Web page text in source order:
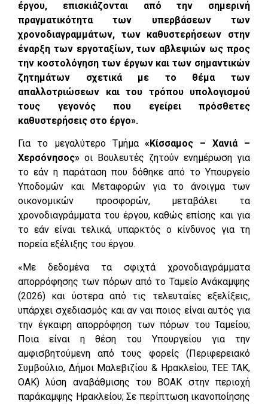
έργου, επισκιάζονται από την σημερινή
πραγματικότητα των υπερβάσεων των
χρονοδιαγραμμάτων, των καθυστερήσεων στην
έναρξη των εργοταξίων, των αβλεψιών ως προς
την κοστολόγηση των έργων και των σημαντικών
ζητημάτων σχετικά με το θέμα των
απαλλοτριώσεων και του τρόπου υπολογισμού
τους γεγονός που εγείρει πρόσθετες
καθυστερήσεις στο έργο».
Για το μεγαλύτερο Τμήμα«Κίσσαμος – Χανιά –
Χερσόνησος» οι Βουλευτές ζητούν ενημέρωση για
το εάν η παράταση που δόθηκε από το Υπουργείο
Υποδομών και Μεταφορών για το άνοιγμα των
οικονομικών προσφορών, μεταβάλει τα
χρονοδιαγράμματα του έργου, καθώς επίσης και για
το εάν είναι τελικά, υπαρκτός ο κίνδυνος για τη
πορεία εξέλιξης του έργου.
«Με δεδομένα τα σφιχτά χρονοδιαγράμματα
απορρόφησης των πόρων από το Ταμείο Ανάκαμψης
(2026) και ύστερα από τις τελευταίες εξελίξεις,
υπάρχει σχεδιασμός και αν ναι ποιος είναι αυτός για
την έγκαιρη απορρόφηση των πόρων του Ταμείου;
Ποια είναι η θέση του Υπουργείου για την
αμφισβητούμενη από τους φορείς (Περιφερειακό
Συμβούλιο, Δήμοι Μαλεβιζίου & Ηρακλείου, ΤΕΕ ΤΑΚ,
ΟΑΚ) λύση αναβάθμισης του ΒΟΑΚ στην περιοχή
παράκαμψης Ηρακλείου; Σε περίπτωση ικανοποίησης